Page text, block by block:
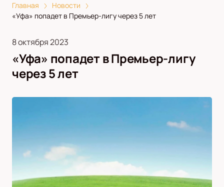
Главная
Новости
«Уфа» попадет в Премьер-лигу через 5 лет
8 октября 2023
«Уфа» попадет в Премьер-лигу
через 5 лет